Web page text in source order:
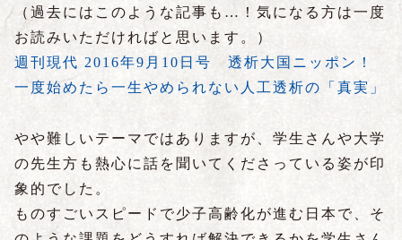
（過去にはこのような記事も…！気になる方は一度
お読みいただければと思います。）
週刊現代 2016年9月10日号 透析大国ニッポン！
一度始めたら一生やめられない人工透析の「真実」
やや難しいテーマではありますが、学生さんや大学
の先生方も熱心に話を聞いてくださっている姿が印
象的でした。
ものすごいスピードで少子高齢化が進む日本で、そ